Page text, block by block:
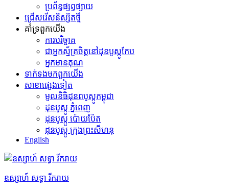
ប្រព័ន្ធផ្សព្វផ្សាយ
ជ្រើសរើសនិស្សិតថ្មី
គាំទ្រពួកយើង
ការបរិច្ចាគ
ជាអ្នកស្ម័គ្រចិត្តនៅដុនបូស្កូកែប
អ្នកមានគុណ
ទាក់ទង​មក​ពួក​យើង
សាខាផ្សេងទៀត
មូលនិធិដុនពបូស្កូកម្ពុជា
ដុនបូស្កូ ភ្នំពេញ
ដុនបូស្កូ ប៉ោយប៉ែត
ដុនបូស្កូ ក្រុងព្រះសីហនុ
English
ឧស្សាហ៍ សទ្ធា រីករាយ